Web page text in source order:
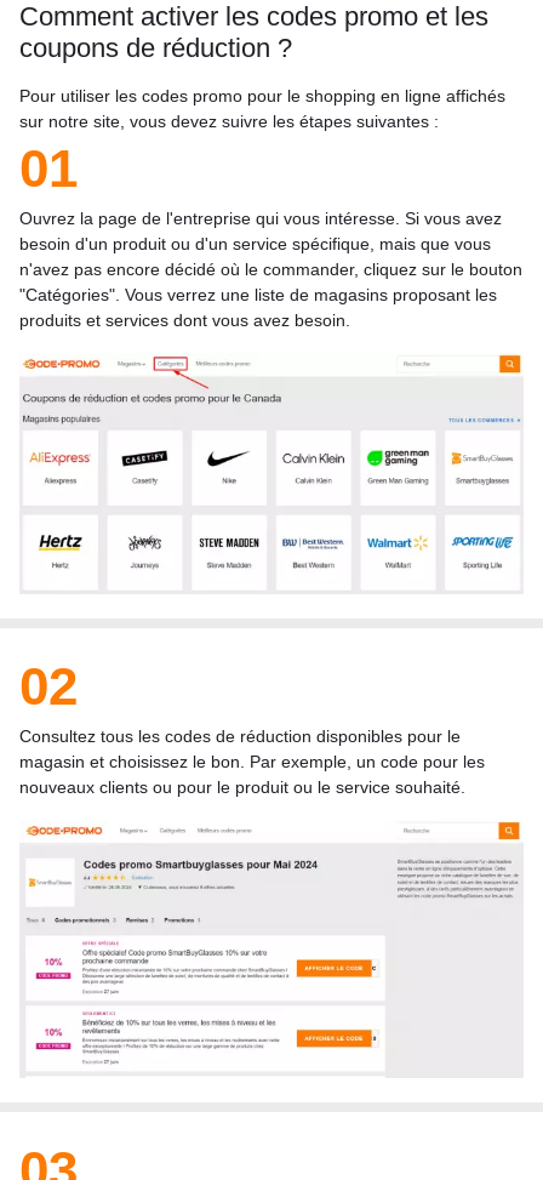
Comment activer les codes promo et les
coupons de réduction ?
Pour utiliser les codes promo pour le shopping en ligne affichés
sur notre site, vous devez suivre les étapes suivantes :
01
Ouvrez la page de l'entreprise qui vous intéresse. Si vous avez
besoin d'un produit ou d'un service spécifique, mais que vous
n'avez pas encore décidé où le commander, cliquez sur le bouton
"Catégories". Vous verrez une liste de magasins proposant les
produits et services dont vous avez besoin.
02
Consultez tous les codes de réduction disponibles pour le
magasin et choisissez le bon. Par exemple, un code pour les
nouveaux clients ou pour le produit ou le service souhaité.